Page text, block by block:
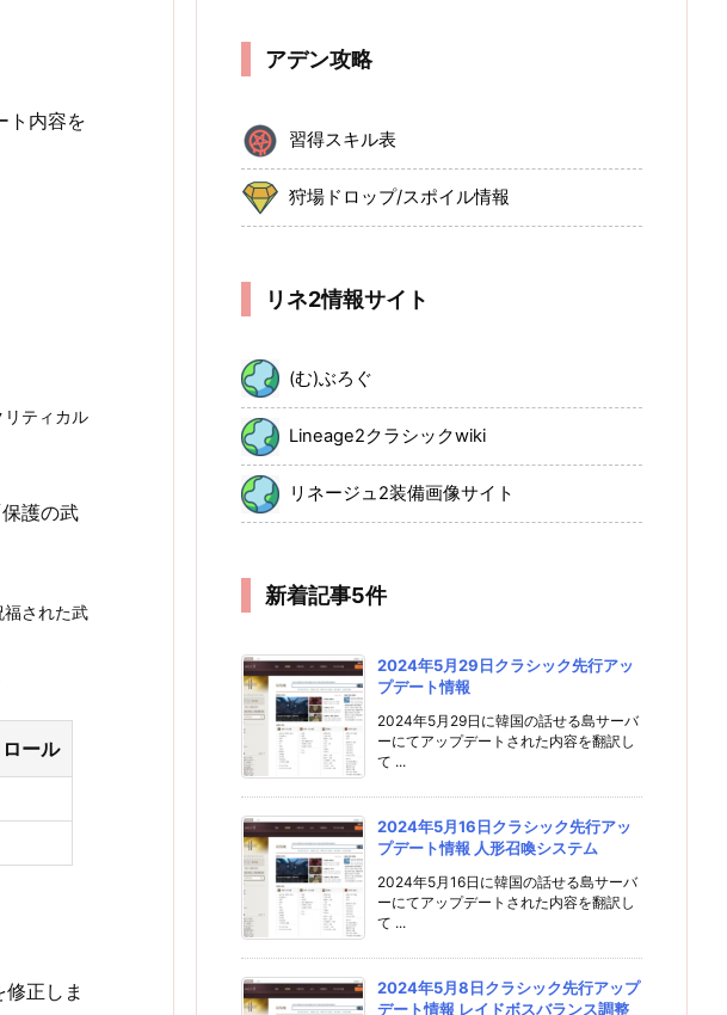
ト内容を
リティカル
護の武
された武
ール
正しま
アデン攻略
習得スキル表
狩場ドロップ/スポイル情報
リネ2情報サイト
(む)ぶろぐ
Lineage2クラシックwiki
リネージュ2装備画像サイト
新着記事5件
2024年5月29日クラシック先行アッ
プデート情報
2024年5月29日に韓国の話せる島サーバ
ーにてアップデートされた内容を翻訳し
て ...
2024年5月16日クラシック先行アッ
プデート情報 人形召喚システム
2024年5月16日に韓国の話せる島サーバ
ーにてアップデートされた内容を翻訳し
て ...
2024年5月8日クラシック先行アップ
デート情報 レイドボスバランス調整